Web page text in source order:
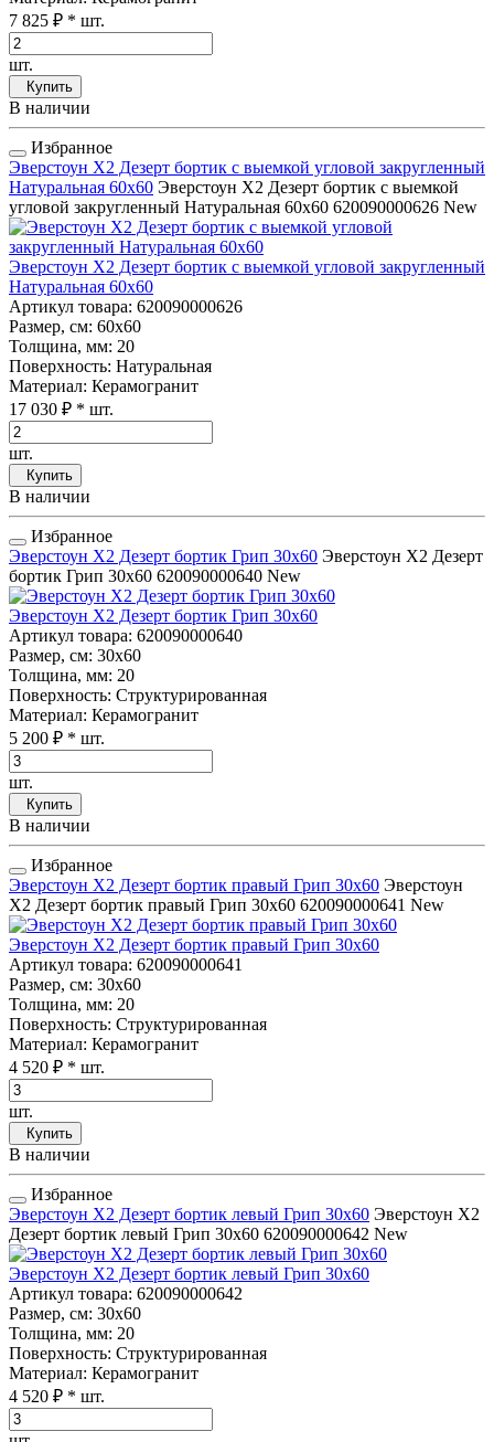
7 825 ₽ * шт.
шт.
Купить
В наличии
Избранное
Эверстоун Х2 Дезерт бортик с выемкой угловой закругленный
Натуральная 60x60 Эверстоун Х2 Дезерт бортик с выемкой
угловой закругленный Натуральная 60x60 620090000626 New
Эверстоун Х2 Дезерт бортик с выемкой угловой закругленный
Натуральная 60x60
Артикул товара: 620090000626
Размер, см: 60x60
Толщина, мм: 20
Поверхность: Натуральная
Материал: Керамогранит
17 030 ₽ * шт.
шт.
Купить
В наличии
Избранное
Эверстоун Х2 Дезерт бортик Грип 30x60 Эверстоун Х2 Дезерт
бортик Грип 30x60 620090000640 New
Эверстоун Х2 Дезерт бортик Грип 30x60
Артикул товара: 620090000640
Размер, см: 30x60
Толщина, мм: 20
Поверхность: Структурированная
Материал: Керамогранит
5 200 ₽ * шт.
шт.
Купить
В наличии
Избранное
Эверстоун Х2 Дезерт бортик правый Грип 30x60 Эверстоун
Х2 Дезерт бортик правый Грип 30x60 620090000641 New
Эверстоун Х2 Дезерт бортик правый Грип 30x60
Артикул товара: 620090000641
Размер, см: 30x60
Толщина, мм: 20
Поверхность: Структурированная
Материал: Керамогранит
4 520 ₽ * шт.
шт.
Купить
В наличии
Избранное
Эверстоун Х2 Дезерт бортик левый Грип 30x60 Эверстоун Х2
Дезерт бортик левый Грип 30x60 620090000642 New
Эверстоун Х2 Дезерт бортик левый Грип 30x60
Артикул товара: 620090000642
Размер, см: 30x60
Толщина, мм: 20
Поверхность: Структурированная
Материал: Керамогранит
4 520 ₽ * шт.